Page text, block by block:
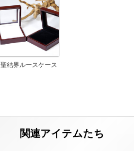
聖結界ルースケース